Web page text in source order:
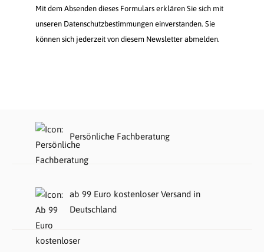
Mit dem Absenden dieses Formulars erklären Sie sich mit
unseren Datenschutzbestimmungen einverstanden. Sie
können sich jederzeit von diesem Newsletter abmelden.
Persönliche Fachberatung
ab 99 Euro kostenloser Versand in
Deutschland